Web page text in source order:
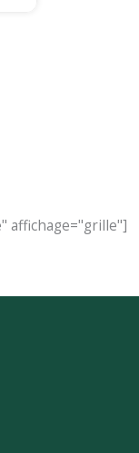
affichage="grille"]